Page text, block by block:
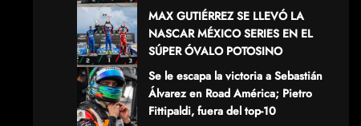
MAX GUTIÉRREZ SE LLEVÓ LA
NASCAR MÉXICO SERIES EN EL
SÚPER ÓVALO POTOSINO
Se le escapa la victoria a Sebastián
Álvarez en Road América; Pietro
Fittipaldi, fuera del top-10